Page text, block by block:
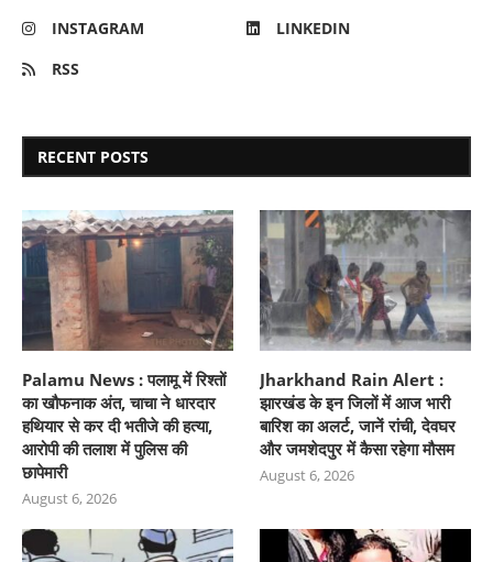
INSTAGRAM
LINKEDIN
RSS
RECENT POSTS
Palamu News : पलामू में रिश्तों
का खौफनाक अंत, चाचा ने धारदार
हथियार से कर दी भतीजे की हत्या,
आरोपी की तलाश में पुलिस की
छापेमारी
August 6, 2026
Jharkhand Rain Alert :
झारखंड के इन जिलों में आज भारी
बारिश का अलर्ट, जानें रांची, देवघर
और जमशेदपुर में कैसा रहेगा मौसम
August 6, 2026